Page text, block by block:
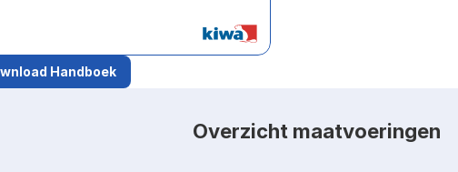
Handboek
Overzicht maatvoeringen